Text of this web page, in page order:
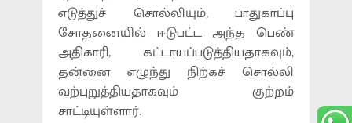
எடுத்துச் சொல்லியும், பாதுகாப்பு
சோதனையில் ஈடுபட்ட அந்த பெண்
அதிகாரி, கட்டாயப்படுத்தியதாகவும்,
தன்னை எழுந்து நிற்கச் சொல்லி
வற்புறுத்தியதாகவும் குற்றம்
சாட்டியுள்ளார்.